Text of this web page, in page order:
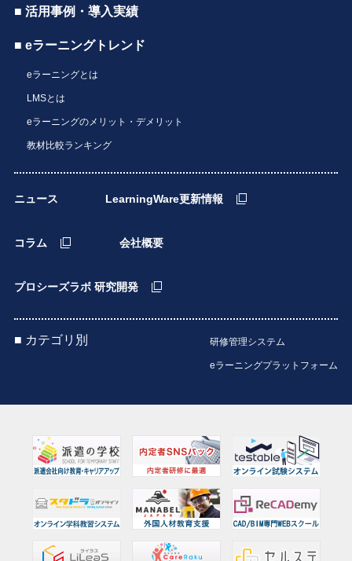
■ 活用事例・導入実績
■ eラーニングトレンド
eラーニングとは
LMSとは
eラーニングのメリット・デメリット
教材比較ランキング
ニュース LearningWare更新情報
コラム 会社概要
プロシーズラボ 研究開発
■ カテゴリ別 研修管理システム
eラーニングプラットフォーム